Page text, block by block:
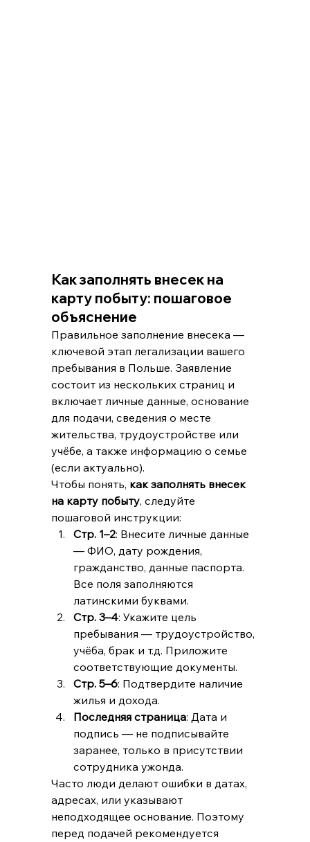
Как заполнять внесек на
карту побыту: пошаговое
объяснение
Правильное заполнение внесека —
ключевой этап легализации вашего
пребывания в Польше. Заявление
состоит из нескольких страниц и
включает личные данные, основание
для подачи, сведения о месте
жительства, трудоустройстве или
учёбе, а также информацию о семье
(если актуально).
Чтобы понять, как заполнять внесек
на карту побыту, следуйте
пошаговой инструкции:
Стр. 1–2: Внесите личные данные
— ФИО, дату рождения,
гражданство, данные паспорта.
Все поля заполняются
латинскими буквами.
Стр. 3–4: Укажите цель
пребывания — трудоустройство,
учёба, брак и т.д. Приложите
соответствующие документы.
Стр. 5–6: Подтвердите наличие
жилья и дохода.
Последняя страница: Дата и
подпись — не подписывайте
заранее, только в присутствии
сотрудника ужонда.
Часто люди делают ошибки в датах,
адресах, или указывают
неподходящее основание. Поэтому
перед подачей рекомендуется